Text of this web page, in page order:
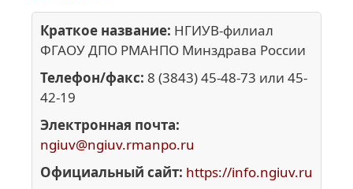
Краткое название: НГИУВ-филиал
ФГАОУ ДПО РМАНПО Минздрава России
Телефон/факс: 8 (3843) 45-48-73 или 45-
42-19
Электронная почта:
ngiuv@ngiuv.rmanpo.ru
Официальный сайт: https://info.ngiuv.ru